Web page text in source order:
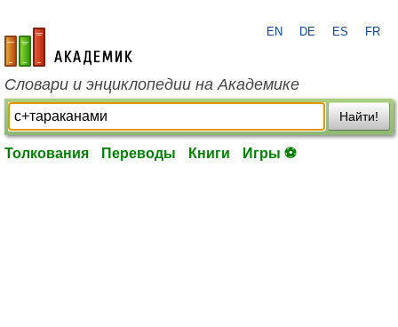
academic.ru
EN DE ES FR
Словари и энциклопедии на Академике
Найти!
Толкования Переводы Книги Игры ⚽